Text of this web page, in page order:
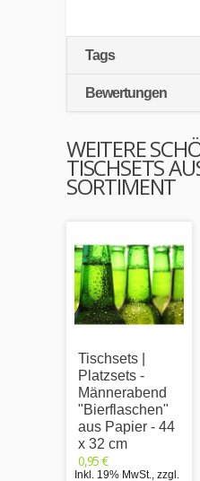
Tags
Bewertungen
WEITERE
TISCHSETS
SORTIMENT
Tischsets |
Platzsets -
Männerabend
"Bierflaschen"
aus Papier - 44
x 32 cm
0,95 €
Inkl. 19% MwSt., zzgl.